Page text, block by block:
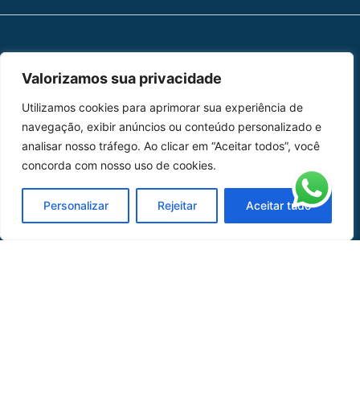
Valorizamos sua privacidade
Utilizamos cookies para aprimorar sua experiência de
navegação, exibir anúncios ou conteúdo personalizado e
analisar nosso tráfego. Ao clicar em “Aceitar todos”, você
concorda com nosso uso de cookies.
Personalizar Rejeitar Aceitar tudo
Peças
Catálogo de Aplicações
Oficina de Mangueiras